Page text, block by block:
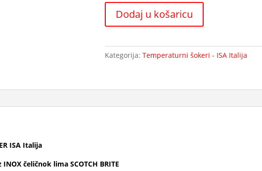
Dodaj u košaricu
Kategorija:Temperaturni šokeri - ISA Italija
ISA Italija
čeličnok lima SCOTCH BRITE